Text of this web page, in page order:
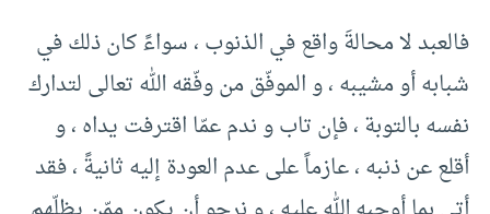
فالعبد لا محالةَ واقع في الذنوب ، سواءً كان ذلك في
شبابه أو مشيبه ، و الموفّق من وفّقه الله تعالى لتدارك
نفسه بالتوبة ، فإن تاب و ندم عمّا اقترفت يداه ، و
أقلع عن ذنبه ، عازماً على عدم العودة إليه ثانيةً ، فقد